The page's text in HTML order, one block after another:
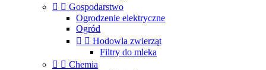
  Gospodarstwo
Ogrodzenie elektryczne
Ogród
  Hodowla zwierząt
Filtry do mleka
  Chemia